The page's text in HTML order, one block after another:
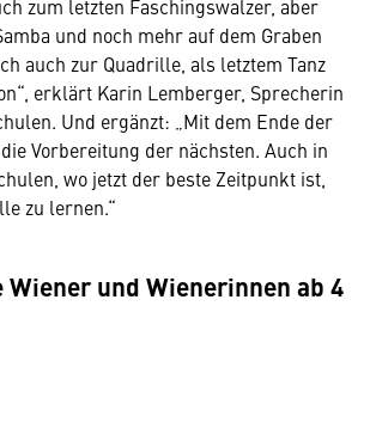
zum letzten Faschingswalzer, aber
und noch mehr auf dem Graben
auch zur Quadrille, als letztem Tanz
erklärt Karin Lemberger, Sprecherin
Und ergänzt: „Mit dem Ende der
Vorbereitung der nächsten. Auch in
wo jetzt der beste Zeitpunkt ist,
zu lernen.“
und Wienerinnen ab 4